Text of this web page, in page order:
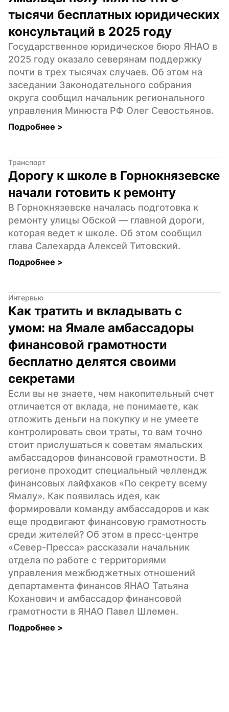
тысячи бесплатных юридических
консультаций в 2025 году
Государственное юридическое бюро ЯНАО в
2025 году оказало северянам поддержку
почти в трех тысячах случаев. Об этом на
заседании Законодательного собрания
округа сообщил начальник регионального
управления Минюста РФ Олег Севостьянов.
Подробнее >
Транспорт
Дорогу к школе в Горнокнязевске
начали готовить к ремонту
В Горнокнязевске началась подготовка к
ремонту улицы Обской — главной дороги,
которая ведет к школе. Об этом сообщил
глава Салехарда Алексей Титовский.
Подробнее >
Интервью
Как тратить и вкладывать с
умом: на Ямале амбассадоры
финансовой грамотности
бесплатно делятся своими
секретами
Если вы не знаете, чем накопительный счет
отличается от вклада, не понимаете, как
отложить деньги на покупку и не умеете
контролировать свои траты, то вам точно
стоит прислушаться к советам ямальских
амбассадоров финансовой грамотности. В
регионе проходит специальный челлендж
финансовых лайфхаков «По секрету всему
Ямалу». Как появилась идея, как
формировали команду амбассадоров и как
еще продвигают финансовую грамотность
среди жителей? Об этом в пресс-центре
«Север-Пресса» рассказали начальник
отдела по работе с территориями
управления межбюджетных отношений
департамента финансов ЯНАО Татьяна
Коханович и амбассадор финансовой
грамотности в ЯНАО Павел Шлемен.
Подробнее >